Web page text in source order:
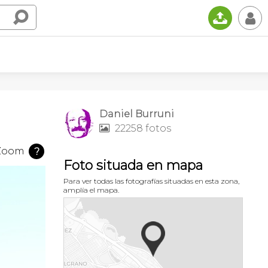
📤 👤
?
Daniel Burruni
 22258 fotos
Foto situada en mapa
Para ver todas las fotografías situadas en esta zona,
amplía el mapa.